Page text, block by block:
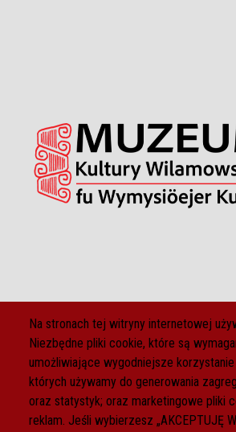
Na stronach tej witryny internetowej
Niezbędne pliki cookie, które są
umożliwiające wygodniejsze
których używamy do generowania
oraz statystyk; oraz marketingowe pliki
reklam. Jeśli wybierzesz „AKCEPTUJĘ